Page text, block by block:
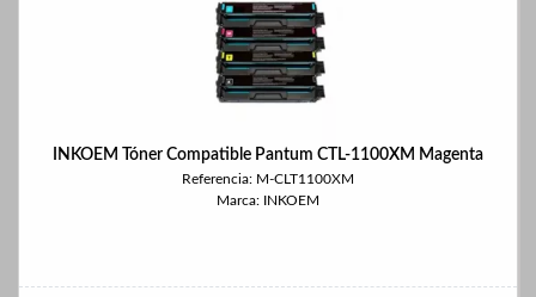
INKOEM Tóner Compatible Pantum CTL-1100XM Magenta
Referencia: M-CLT1100XM
Marca: INKOEM